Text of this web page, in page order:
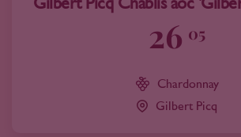
26 05
Chardonnay
Gilbert Picq